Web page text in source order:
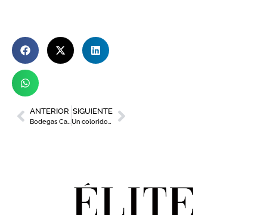
ANTERIOR
Bodegas Castaño, calidad y carácter familiar al servicio de la viña
SIGUIENTE
Un colorido Puente Viejo protagoniza el cartel de la Feria como símbolo de la alegría de Murcia